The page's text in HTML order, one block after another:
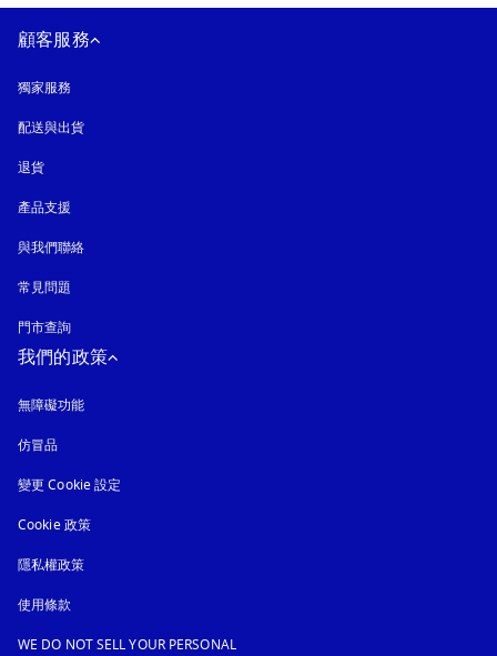
顧客服務
獨家服務
配送與出貨
退貨
產品支援
與我們聯絡
常見問題
門市查詢
我們的政策
無障礙功能
仿冒品
變更 Cookie 設定
Cookie 政策以新標籤頁開啟
隱私權政策
使用條款
WE DO NOT SELL YOUR PERSONAL